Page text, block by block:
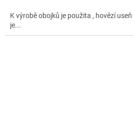
K výrobě obojků je použita , hovězí
je...